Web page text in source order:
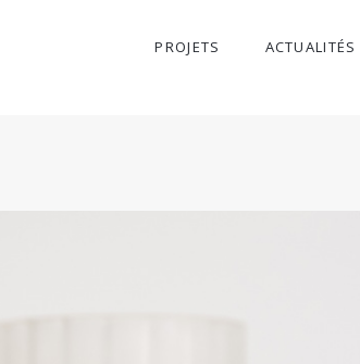
PROJETS ACTUALITÉS